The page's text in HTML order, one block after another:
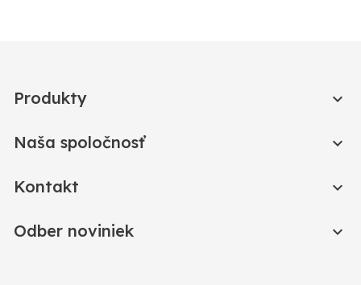
Produkty 
Naša spoločnosť 
Kontakt 
Odber noviniek 